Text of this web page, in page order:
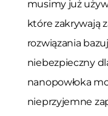
musimy już
które zakrywają
rozwiązania
niebezpieczny
nanopowłoka
nieprzyjemne